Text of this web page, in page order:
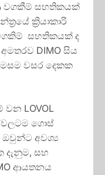
වගකීම් සහතිකයක්
ක්‍රියාකාරි
සහතිකයක් ද
DIMO සිය
වසර දෙකක
LOVOL
ගොස්
අවශ්‍ය
සහ
ආයතනය